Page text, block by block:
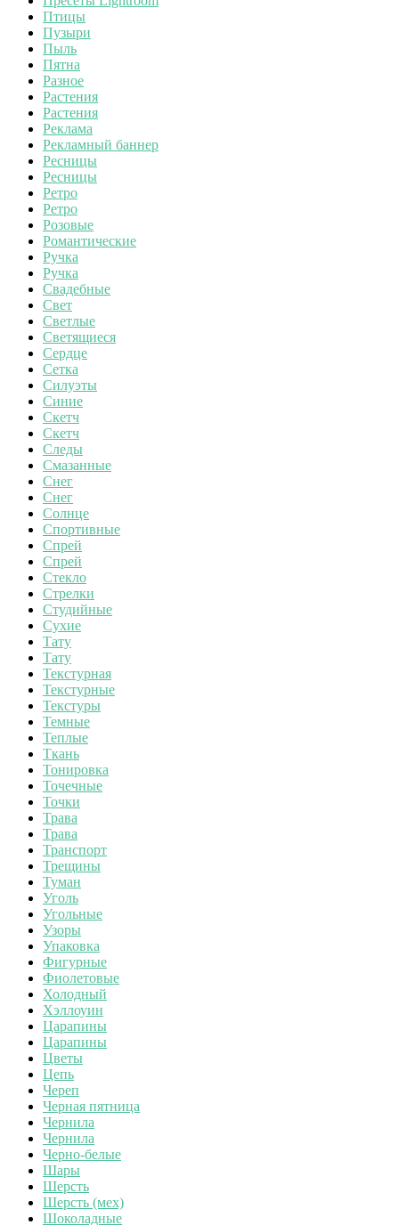
Птицы
Пузыри
Пыль
Пятна
Разное
Растения
Растения
Реклама
Рекламный баннер
Ресницы
Ресницы
Ретро
Ретро
Розовые
Романтические
Ручка
Ручка
Свадебные
Свет
Светлые
Светящиеся
Сердце
Сетка
Силуэты
Синие
Скетч
Скетч
Следы
Смазанные
Снег
Снег
Солнце
Спортивные
Спрей
Спрей
Стекло
Стрелки
Студийные
Сухие
Тату
Тату
Текстурная
Текстурные
Текстуры
Темные
Теплые
Ткань
Тонировка
Точечные
Точки
Трава
Трава
Транспорт
Трещины
Туман
Уголь
Угольные
Узоры
Упаковка
Фигурные
Фиолетовые
Холодный
Хэллоуин
Царапины
Царапины
Цветы
Цепь
Череп
Черная пятница
Чернила
Чернила
Черно-белые
Шары
Шерсть
Шерсть (мех)
Шоколадные